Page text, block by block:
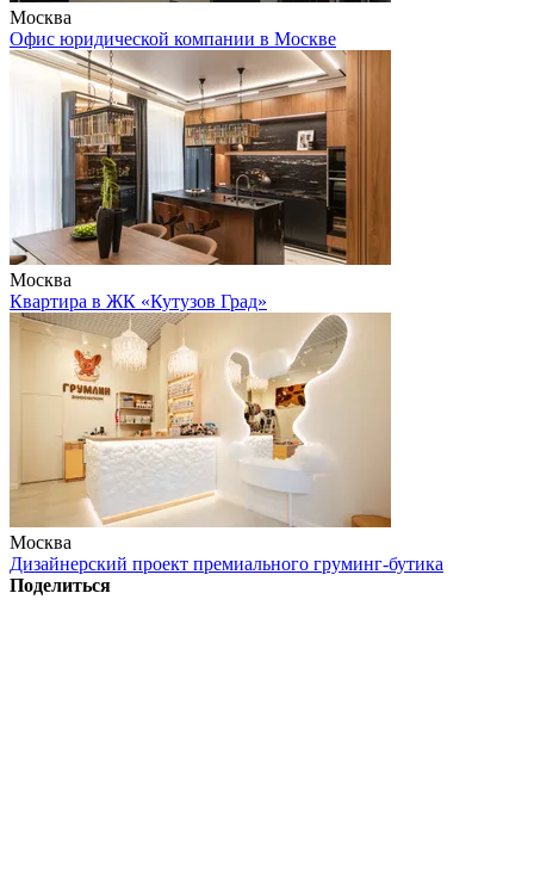
Москва
Офис юридической компании в Москве
Москва
Квартира в ЖК «Кутузов Град»
Москва
Дизайнерский проект премиального груминг-бутика
Поделиться